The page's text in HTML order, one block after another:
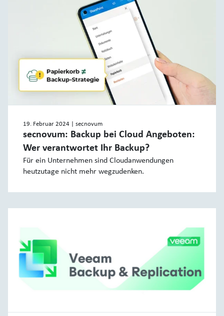
19. Februar 2024 | secnovum
secnovum: Backup bei Cloud Angeboten:
Wer verantwortet Ihr Backup?
Für ein Unternehmen sind Cloudanwendungen
heutzutage nicht mehr wegzudenken.